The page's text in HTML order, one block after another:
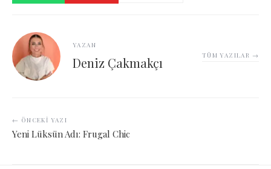
YAZAN
Deniz Çakmakçı TÜM YAZILAR →
← ÖNCEKI YAZI
Yeni Lüksün Adı: Frugal Chic